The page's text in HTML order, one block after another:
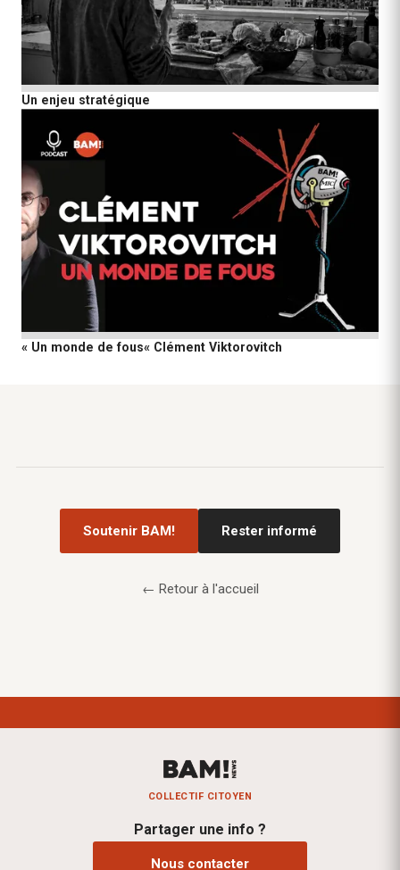
Un enjeu stratégique
« Un monde de fous« Clément Viktorovitch
Soutenir BAM! Rester informé
← Retour à l'accueil
COLLECTIF CITOYEN
Partager une info ?
Nous contacter